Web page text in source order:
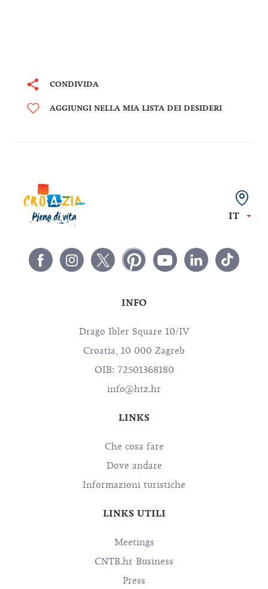
CONDIVIDA
AGGIUNGI NELLA MIA LISTA DEI DESIDERI
IT
INFO
Drago Ibler Square 10/IV
Croatia, 10 000 Zagreb
OIB: 72501368180
info@htz.hr
LINKS
Che cosa fare
Dove andare
Informazioni turistiche
LINKS UTILI
Meetings
CNTB.hr Business
Press